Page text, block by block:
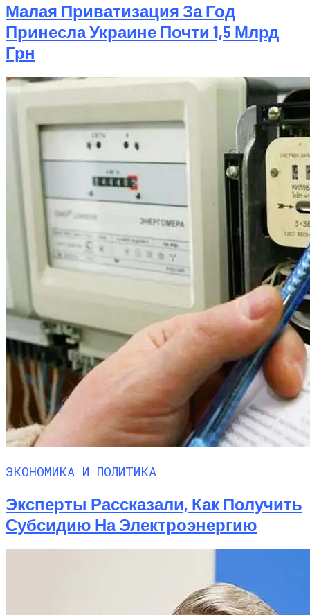
Малая Приватизация За Год
Принесла Украине Почти 1,5 Млрд
Грн
ЭКОНОМИКА И ПОЛИТИКА
Эксперты Рассказали, Как Получить
Субсидию На Электроэнергию